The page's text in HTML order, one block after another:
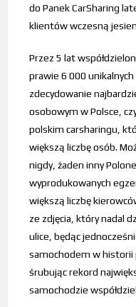
do Panek CarSharing
klientów wczesną
Przez 5 lat
prawie 6 000
zdecydowanie
osobowym w Polsce,
polskim carsharingu,
większą liczbę osób.
nigdy, żaden inny
wyprodukowanych
większą liczbę
ze zdjęcia, który nadal
ulice, będąc
samochodem w historii
śrubując rekord
samochodzie